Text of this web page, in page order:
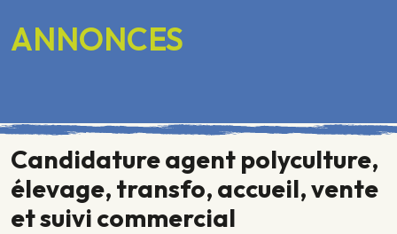
ANNONCES
Candidature agent polyculture,
élevage, transfo, accueil, vente
et suivi commercial